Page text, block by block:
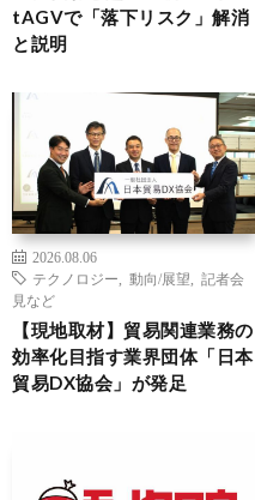
tAGVで「落下リスク」解消
と説明
2026.08.06
テクノロジー
動向/展望
記者会
見など
【現地取材】貿易関連業務の
効率化目指す業界団体「日本
貿易DX協会」が発足